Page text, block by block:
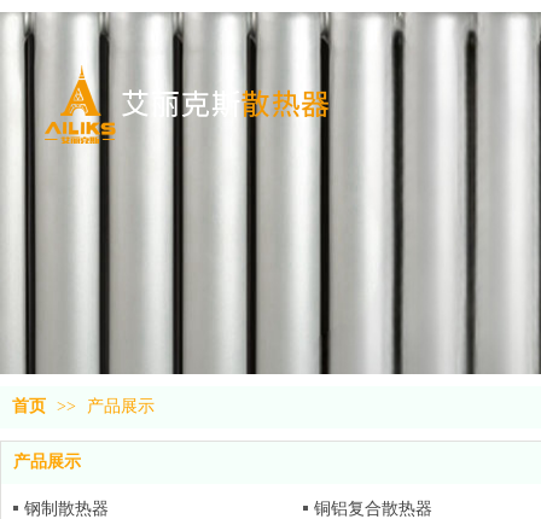
首页 >> 产品展示
产品展示
钢制散热器 铜铝复合散热器